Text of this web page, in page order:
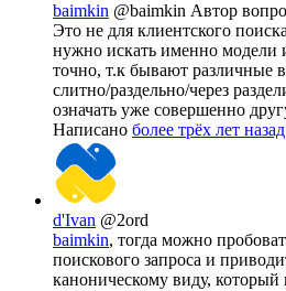
baimkin @baimkin Автор
Это не для клиентского
нужно искать именно модели
точно, т.к бывают различные
слитно/раздельно/через
означать уже совершенно
Написано более трёх лет назад
d'Ivan @2ord
baimkin, тогда можно
поискового запроса и
каноническому виду, который